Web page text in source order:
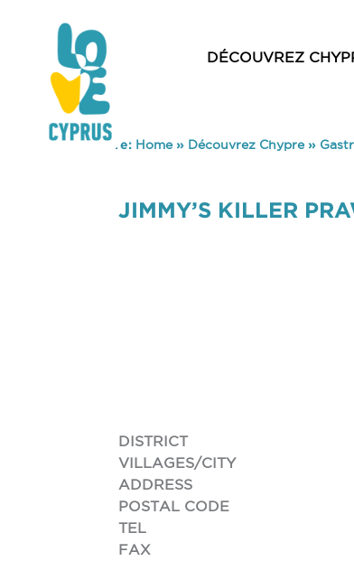
DÉCOUVREZ
You are here: Home» Découvrez Chypre»
JIMMY’S KILLER
DISTRICT
VILLAGES/CITY
ADDRESS
POSTAL CODE
TEL
FAX